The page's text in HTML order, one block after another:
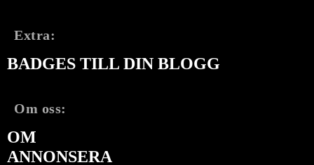
Extra:
BADGES TILL DIN BLOGG
Om oss:
OM
ANNONSERA